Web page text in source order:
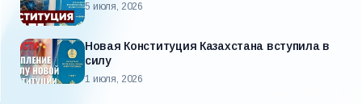
5 июля, 2026
Новая Конституция Казахстана вступила в
силу
1 июля, 2026